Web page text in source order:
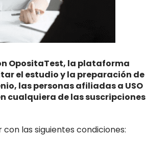
OpositaTest, la plataforma
el estudio y la preparación de
las personas afiliadas a USO
cualquiera de las suscripciones
las siguientes condiciones: